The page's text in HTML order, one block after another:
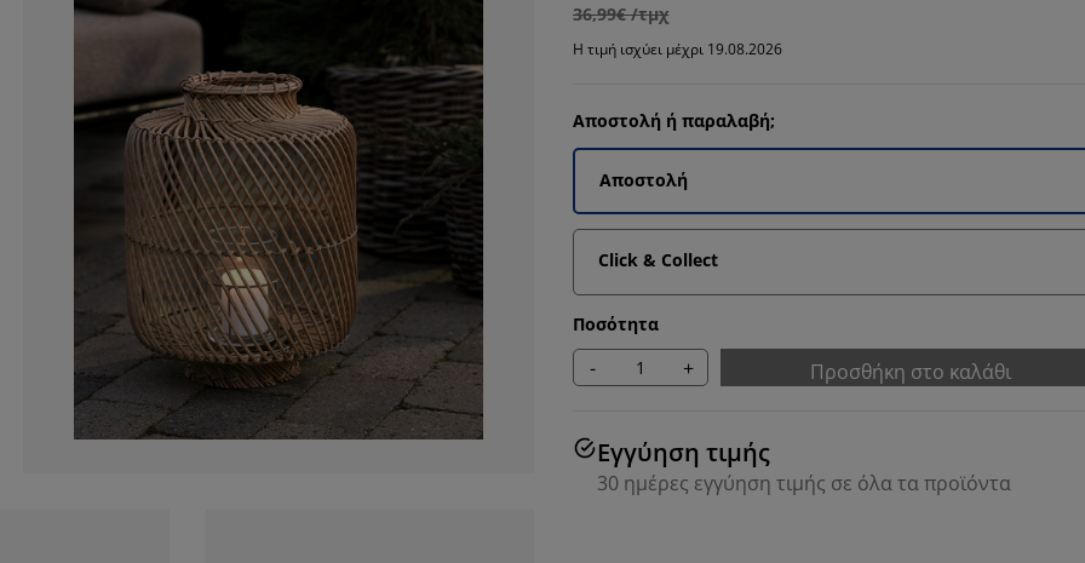
36,99€ /τμχ
Η τιμή ισχύει μέχρι 19.08.2026
Αποστολή ή παραλαβή;
Αποστολή
Click & Collect
Ποσότητα
- + Προσθήκη στο καλάθι
Εγγύηση τιμής
30 ημέρες εγγύηση τιμής σε όλα τα προϊόντα